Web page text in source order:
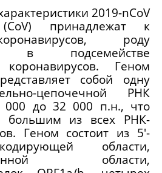
2019-nCoV
(CoV) принадлежат к
роду
в подсемействе
коронавирусов. Геном
собой одну
цепочечной РНК
000 до 32 000 п.н., что
большим из всех РНК-
Геном состоит из 5'-
области,
области,